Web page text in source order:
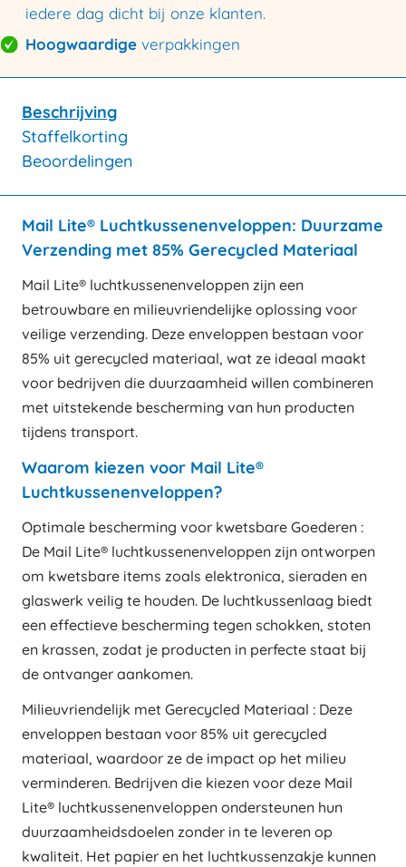
iedere dag dicht bij onze klanten.
Hoogwaardige verpakkingen
Beschrijving
Staffelkorting
Beoordelingen
Mail Lite® Luchtkussenenveloppen: Duurzame
Verzending met 85% Gerecycled Materiaal
Mail Lite® luchtkussenenveloppen zijn een
betrouwbare en milieuvriendelijke oplossing voor
veilige verzending. Deze enveloppen bestaan voor
85% uit gerecycled materiaal, wat ze ideaal maakt
voor bedrijven die duurzaamheid willen combineren
met uitstekende bescherming van hun producten
tijdens transport.
Waarom kiezen voor Mail Lite®
Luchtkussenenveloppen?
Optimale bescherming voor kwetsbare Goederen :
De Mail Lite® luchtkussenenveloppen zijn ontworpen
om kwetsbare items zoals elektronica, sieraden en
glaswerk veilig te houden. De luchtkussenlaag biedt
een effectieve bescherming tegen schokken, stoten
en krassen, zodat je producten in perfecte staat bij
de ontvanger aankomen.
Milieuvriendelijk met Gerecycled Materiaal : Deze
enveloppen bestaan voor 85% uit gerecycled
materiaal, waardoor ze de impact op het milieu
verminderen. Bedrijven die kiezen voor deze Mail
Lite® luchtkussenenveloppen ondersteunen hun
duurzaamheidsdoelen zonder in te leveren op
kwaliteit. Het papier en het luchtkussenzakje kunnen